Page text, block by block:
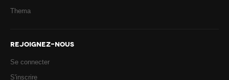
Thema
REJOIGNEZ-NOUS
Se connecter
S'inscrire